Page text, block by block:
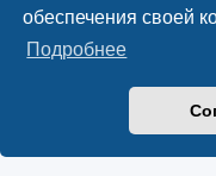
обеспечения своей
Подробнее